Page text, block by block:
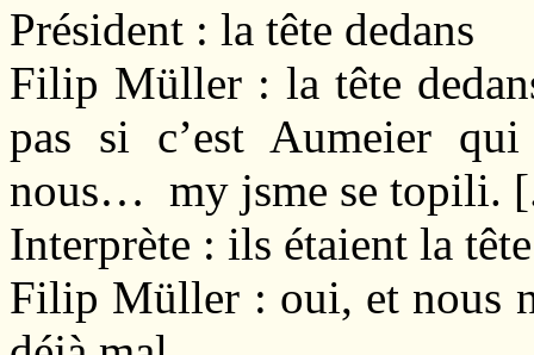
Président : la tête dedans
Filip Müller : la tête
pas si c’est Aumeier
nous… my jsme se topili.
Interprète : ils étaient la
Filip Müller : oui, et nous